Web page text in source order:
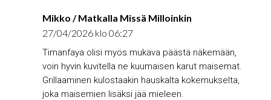
Mikko / Matkalla Missä Milloinkin
27/04/2026 klo 06:27
Timanfaya olisi myös mukava päästä näkemään,
voin hyvin kuvitella ne kuumaisen karut maisemat.
Grillaaminen kulostaakin hauskalta kokemukselta,
joka maisemien lisäksi jää mieleen.